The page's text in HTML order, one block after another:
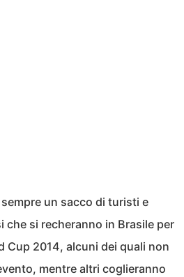
un sacco di turisti e
si recheranno in Brasile per
Cup 2014, alcuni dei quali non
mentre altri coglieranno